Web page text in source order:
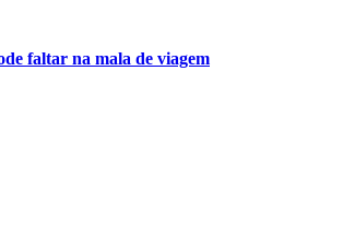
faltar na mala de viagem